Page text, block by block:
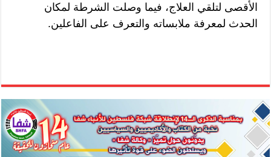
الأقصى لتلقي العلاج، فيما وصلت الشرطة لمكان
الحدث لمعرفة ملابساته والتعرف على الفاعلين.